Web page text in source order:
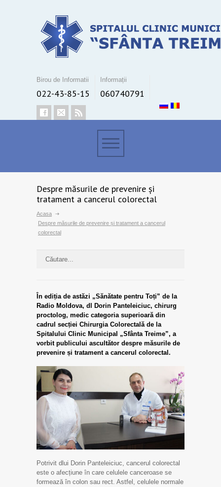
Birou de Informatii
022-43-85-15
Informații
060740791
Despre măsurile de prevenire și
tratament a cancerul colorectal
Acasa
Despre măsurile de prevenire și tratament a cancerul
colorectal
În ediția de astăzi „Sănătate pentru Toți” de la
Radio Moldova, dl Dorin Panteleiciuc, chirurg
proctolog, medic categoria superioară din
cadrul secției Chirurgia Colorectală de la
Spitalului Clinic Municipal „Sfânta Treime”, a
vorbit publicului ascultător despre măsurile de
prevenire și tratament a cancerul colorectal.
Potrivit dlui Dorin Panteleiciuc, cancerul colorectal
este o afecțiune în care celulele canceroase se
formează în colon sau rect. Astfel, celulele normale